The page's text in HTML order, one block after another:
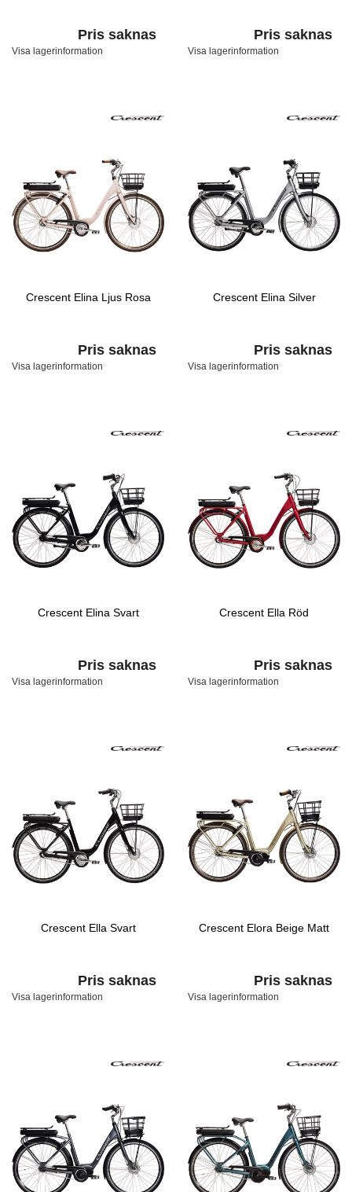
Pris saknas
Visa lagerinformation
Pris saknas
Visa lagerinformation
Crescent Elina Ljus Rosa
Pris saknas
Visa lagerinformation
Crescent Elina Silver
Pris saknas
Visa lagerinformation
Crescent Elina Svart
Pris saknas
Visa lagerinformation
Crescent Ella Röd
Pris saknas
Visa lagerinformation
Crescent Ella Svart
Pris saknas
Visa lagerinformation
Crescent Elora Beige Matt
Pris saknas
Visa lagerinformation